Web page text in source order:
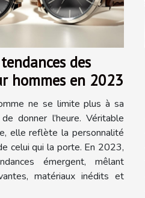
des
hommes en 2023
ne se limite plus à sa
donner l’heure. Véritable
elle reflète la personnalité
celui qui la porte. En 2023,
émergent, mêlant
matériaux inédits et